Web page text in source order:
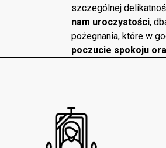
szczególnej
nam uroczystości,
pożegnania, które w
poczucie spokoju